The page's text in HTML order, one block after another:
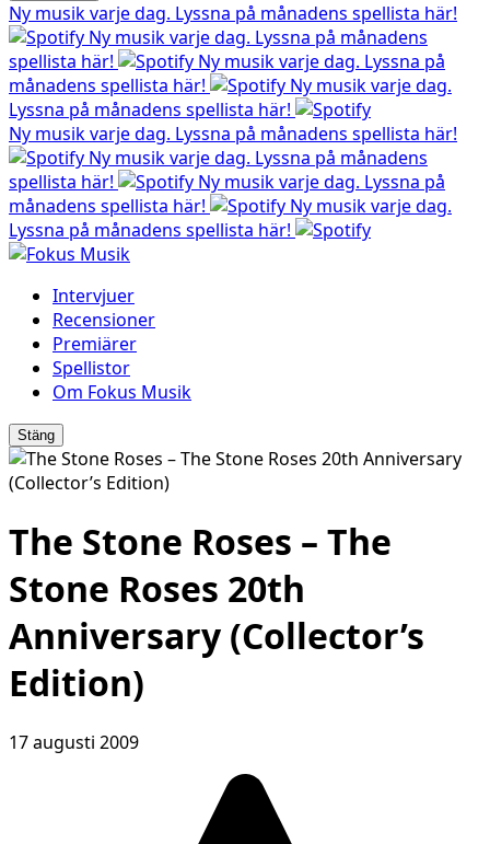
Ny musik varje dag. Lyssna på månadens spellista här!
Ny musik varje dag. Lyssna på månadens
spellista här!
Ny musik varje dag. Lyssna på
månadens spellista här!
Ny musik varje dag.
Lyssna på månadens spellista här!
Ny musik varje dag. Lyssna på månadens spellista här!
Ny musik varje dag. Lyssna på månadens
spellista här!
Ny musik varje dag. Lyssna på
månadens spellista här!
Ny musik varje dag.
Lyssna på månadens spellista här!
Intervjuer
Recensioner
Premiärer
Spellistor
Om Fokus Musik
Stäng
The Stone Roses – The
Stone Roses 20th
Anniversary (Collector’s
Edition)
17 augusti 2009